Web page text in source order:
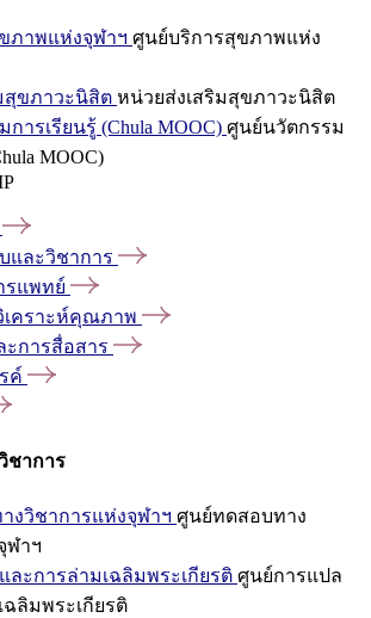
ภาพแห่งจุฬาฯ ศูนย์บริการสุขภาพแห่ง
สุขภาวะนิสิต หน่วยส่งเสริมสุขภาวะนิสิต
ารเรียนรู้ (Chula MOOC) ศูนย์นวัตกรรม
MOOC)
และวิชาการ
รแพทย์
เคราะห์คุณภาพ
ะการสื่อสาร
ค์
ชาการ
งวิชาการแห่งจุฬาฯ ศูนย์ทดสอบทาง
ฬาฯ
ละการล่ามเฉลิมพระเกียรติ ศูนย์การแปล
ฉลิมพระเกียรติ